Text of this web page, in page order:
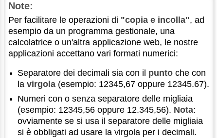
Note:
Per facilitare le operazioni di "copia e incolla", ad
esempio da un programma gestionale, una
calcolatrice o un'altra applicazione web, le nostre
applicazioni accettano vari formati numerici:
Separatore dei decimali sia con il punto che con
lavirgola (esempio: 12345,67 oppure 12345.67).
Numeri con o senza separatore delle migliaia
(esempio: 12345,56 oppure 12.345,56). Nota:
ovviamente se si usa il separatore delle migliaia
si è obbligati ad usare la virgola per i decimali.